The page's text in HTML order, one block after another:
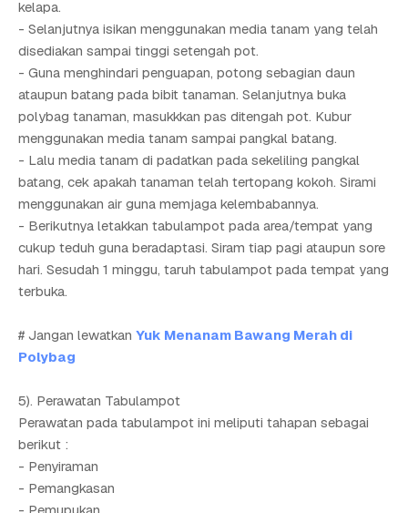
kelapa.
- Selanjutnya isikan menggunakan media tanam yang telah
disediakan sampai tinggi setengah pot.
- Guna menghindari penguapan, potong sebagian daun
ataupun batang pada bibit tanaman. Selanjutnya buka
polybag tanaman, masukkkan pas ditengah pot. Kubur
menggunakan media tanam sampai pangkal batang.
- Lalu media tanam di padatkan pada sekeliling pangkal
batang, cek apakah tanaman telah tertopang kokoh. Sirami
menggunakan air guna memjaga kelembabannya.
- Berikutnya letakkan tabulampot pada area/tempat yang
cukup teduh guna beradaptasi. Siram tiap pagi ataupun sore
hari. Sesudah 1 minggu, taruh tabulampot pada tempat yang
terbuka.
# Jangan lewatkan Yuk Menanam Bawang Merah di
Polybag
5). Perawatan Tabulampot
Perawatan pada tabulampot ini meliputi tahapan sebagai
berikut :
- Penyiraman
- Pemangkasan